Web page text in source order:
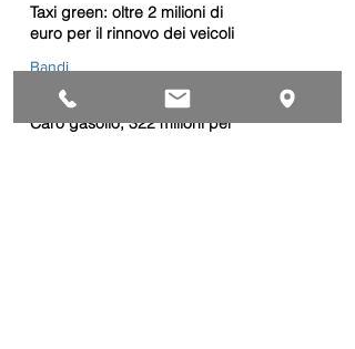
Taxi green: oltre 2 milioni di
euro per il rinnovo dei veicoli
Bandi
Caro gasolio, 322 milioni per